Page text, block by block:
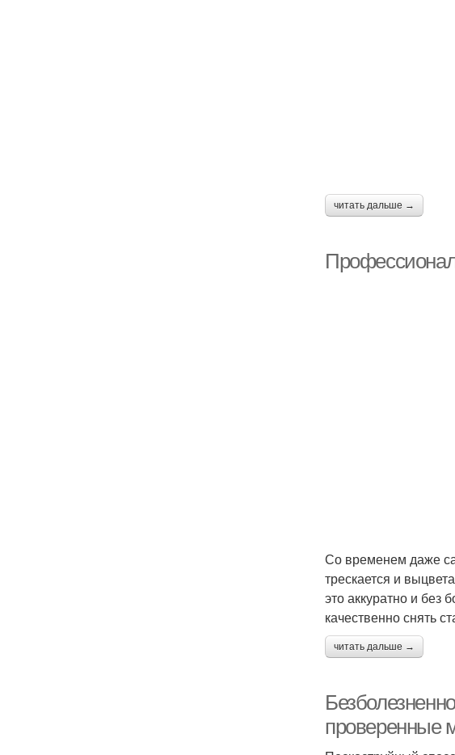
читать дальше →
Со временем даже
трескается и
это аккуратно и без
качественно снять
читать дальше →
проверенные